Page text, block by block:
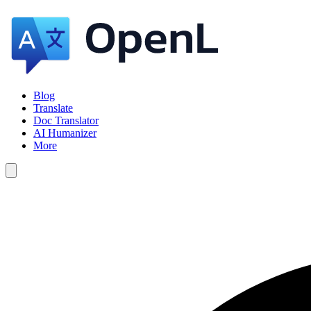
Blog
Translate
Doc Translator
AI Humanizer
More